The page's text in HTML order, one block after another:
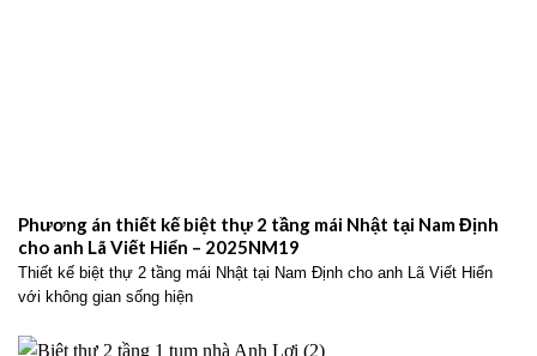
Phương án thiết kế biệt thự 2 tầng mái Nhật tại Nam Định
cho anh Lã Viết Hiển – 2025NM19
Thiết kế biệt thự 2 tầng mái Nhật tại Nam Định cho anh Lã Viết Hiển
với không gian sống hiện